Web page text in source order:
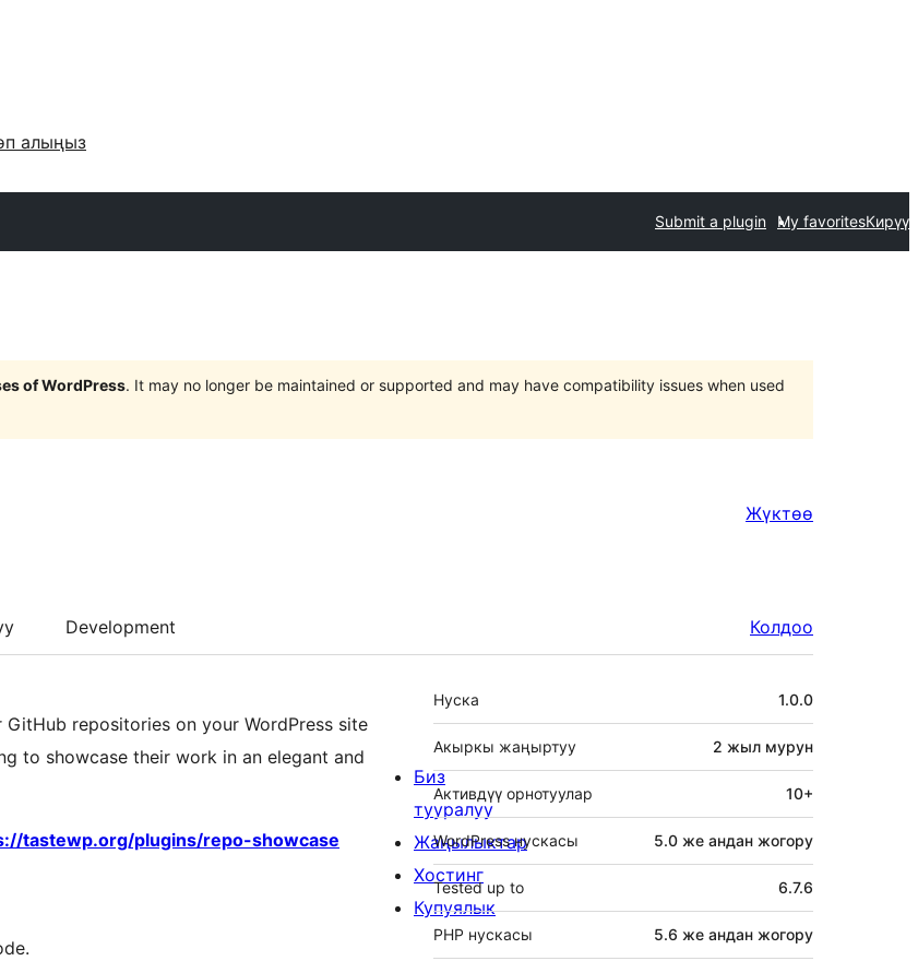
алыңыз
Submit a plugin My favoritesКирүү
of WordPress. It may no longer be maintained or supported and may have compatibility issues when used
Жүктөө
Development Колдоо
repositories on your WordPress site
to showcase their work in an elegant and
tastewp.org/plugins/repo-showcase
Мета
Нуска 1.0.0
Акыркы жаңыртуу 2 жыл мурун
Активдүү орнотуулар 10+
WordPress нускасы 5.0 же андан жогору
Tested up to 6.7.6
PHP нускасы 5.6 же андан жогору
Биз
тууралуу
Жаңылыктар
Хостинг
Купуялык